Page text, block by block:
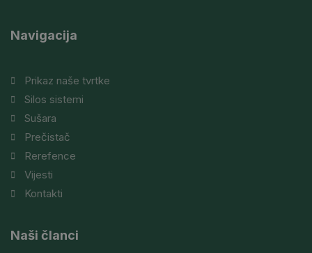
Navigacija
Prikaz naše tvrtke
Silos sistemi
Sušara
Prečistač
Rerefence
Vijesti
Kontakti
Naši članci